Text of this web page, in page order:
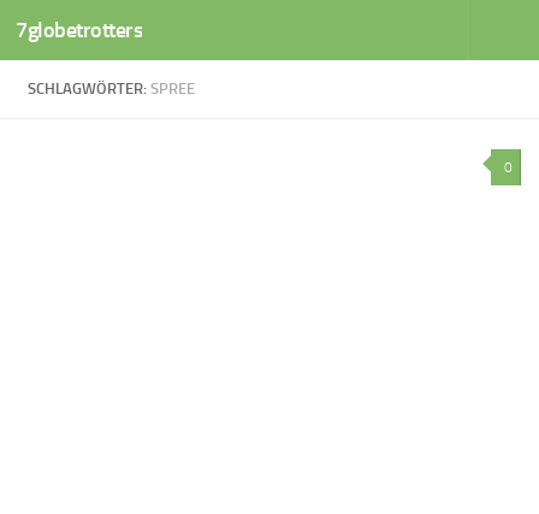
Zum Inhalt springen
7globetrotters
SCHLAGWÖRTER: SPREE
0